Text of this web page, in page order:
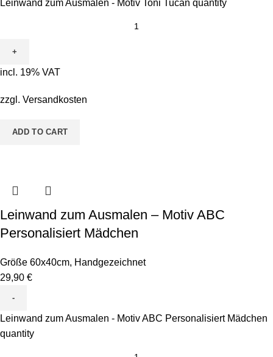
Leinwand zum Ausmalen - Motiv Toni Tucan quantity
incl. 19% VAT
zzgl. Versandkosten
ADD TO CART
Leinwand zum Ausmalen – Motiv ABC
Personalisiert Mädchen
Größe 60x40cm, Handgezeichnet
29,90 €
Leinwand zum Ausmalen - Motiv ABC Personalisiert Mädchen
quantity